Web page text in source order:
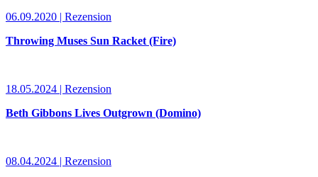
06.09.2020 | Rezension
Throwing Muses Sun Racket (Fire)
18.05.2024 | Rezension
Beth Gibbons Lives Outgrown (Domino)
08.04.2024 | Rezension